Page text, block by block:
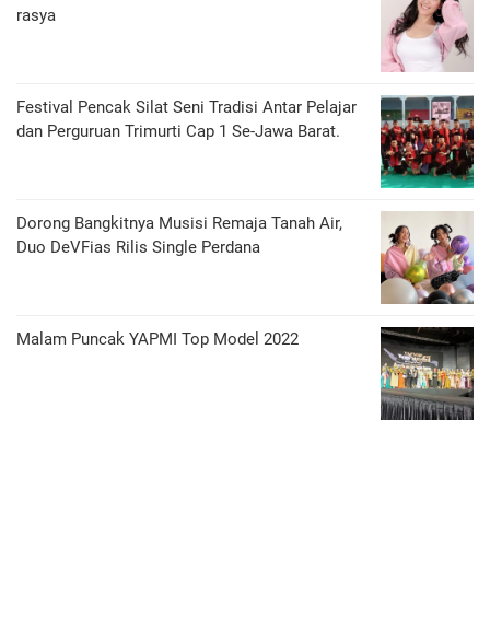
rasya
Festival Pencak Silat Seni Tradisi Antar Pelajar
dan Perguruan Trimurti Cap 1 Se-Jawa Barat.
Dorong Bangkitnya Musisi Remaja Tanah Air,
Duo DeVFias Rilis Single Perdana
Malam Puncak YAPMI Top Model 2022